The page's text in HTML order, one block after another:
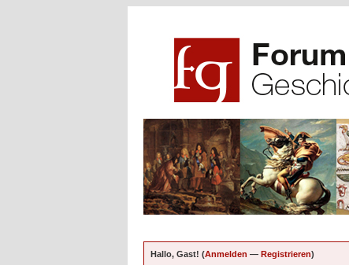
Hallo, Gast! (Anmelden — Registrieren)